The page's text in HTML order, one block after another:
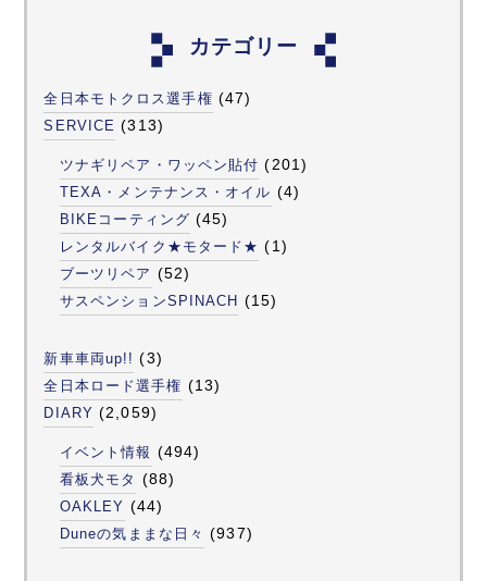
カテゴリー
全日本モトクロス選手権 (47)
SERVICE (313)
ツナギリペア・ワッペン貼付 (201)
TEXA・メンテナンス・オイル (4)
BIKEコーティング (45)
レンタルバイク★モタード★ (1)
ブーツリペア (52)
サスペンションSPINACH (15)
新車車両up!! (3)
全日本ロード選手権 (13)
DIARY (2,059)
イベント情報 (494)
看板犬モタ (88)
OAKLEY (44)
Duneの気ままな日々 (937)